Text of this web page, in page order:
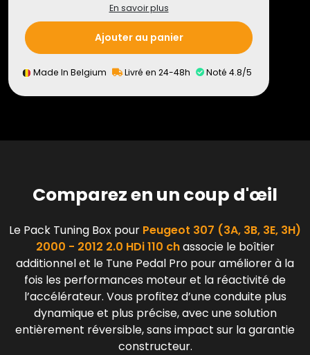
En savoir plus
Ajouter au panier
Made In Belgium Livré en 24-48h Noté 4.8/5
Comparez en un coup d'œil
Le Pack Tuning Box pour Peugeot 307 (3A, 3B, 3E, 3H)
2000 - 2012 2.0 HDi 110 chassocie le boîtier
additionnel et le Tune Pedal Pro pour améliorer à la
fois les performances moteur et la réactivité de
l’accélérateur. Vous profitez d’une conduite plus
dynamique et plus précise, avec une solution
entièrement réversible, sans impact sur la garantie
constructeur.